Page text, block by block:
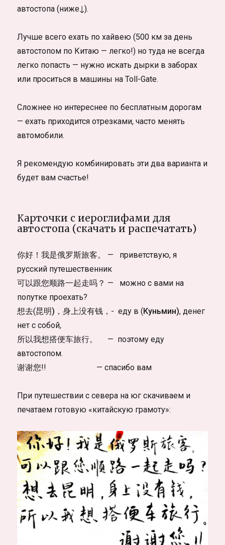
автостопа (ниже↓).
Лучше всего ехать по хайвею (500 км за день
автостопом по Китаю — легко!) но туда не всегда
легко попасть — нужно искать дырки в заборах
или проситься в машины на Toll-Gate.
Сложнее но интереснее по бесплатным дорогам
— ехать приходится отрезками, часто менять
автомобили.
Я рекомендую комбинировать эти два варианта и
будет вам счастье!
Карточки с иероглифами для
автостопа (скачать и распечатать)
你好！我是俄罗斯旅客。 — приветствую, я
русский путешественник
可以跟您顺路一起走吗？ — можно с вами на
попутке проехать?
想去(昆明) ，身上没有钱，- еду в (Куньмин), денег
нет с собой,
所以我想搭便车旅行。 — поэтому еду
автостопом.
谢谢您!! — спасибо вам
При путешествии с севера на юг скачиваем и
печатаем готовую «китайскую грамоту»: